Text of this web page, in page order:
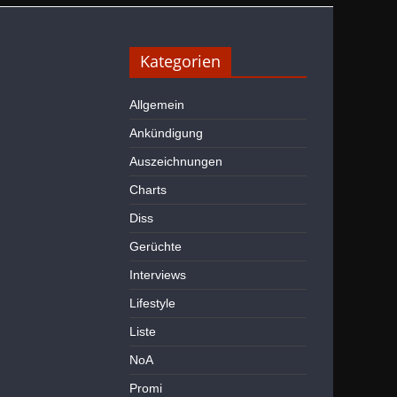
Kategorien
Allgemein
Ankündigung
Auszeichnungen
Charts
Diss
Gerüchte
Interviews
Lifestyle
Liste
NoA
Promi